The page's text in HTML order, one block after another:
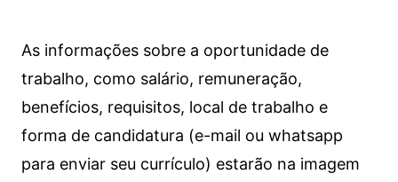
As informações sobre a oportunidade de
trabalho, como salário, remuneração,
benefícios, requisitos, local de trabalho e
forma de candidatura (e-mail ou whatsapp
para enviar seu currículo) estarão na imagem